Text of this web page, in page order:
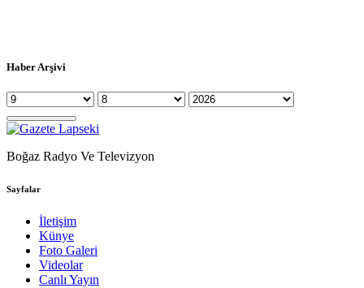
Haber Arşivi
Boğaz Radyo Ve Televizyon
Sayfalar
İletişim
Künye
Foto Galeri
Videolar
Canlı Yayın